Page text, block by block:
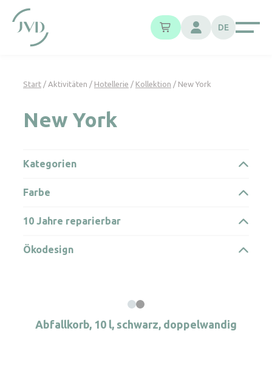
DE
Start / Aktivitäten / Hotellerie / Kollektion / New York
New York
Abfallkorb, 10 l, schwarz, doppelwandig
Kategorien
Farbe
10 Jahre reparierbar
Ökodesign
Cookie-Einstellungen